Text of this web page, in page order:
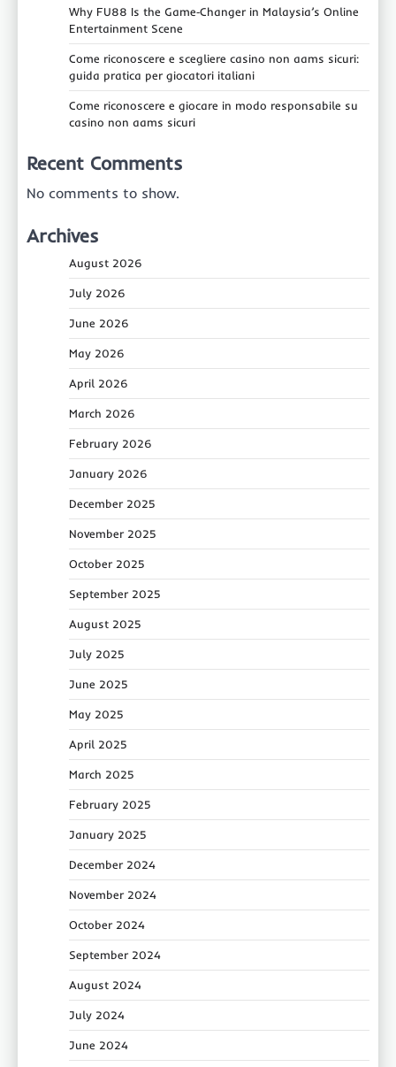
Why FU88 Is the Game‑Changer in Malaysia’s Online
Entertainment Scene
Come riconoscere e scegliere casino non aams sicuri:
guida pratica per giocatori italiani
Come riconoscere e giocare in modo responsabile su
casino non aams sicuri
Recent Comments
No comments to show.
Archives
August 2026
July 2026
June 2026
May 2026
April 2026
March 2026
February 2026
January 2026
December 2025
November 2025
October 2025
September 2025
August 2025
July 2025
June 2025
May 2025
April 2025
March 2025
February 2025
January 2025
December 2024
November 2024
October 2024
September 2024
August 2024
July 2024
June 2024